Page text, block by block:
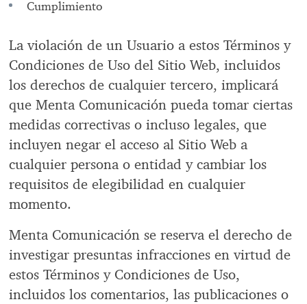
Cumplimiento
La violación de un Usuario a estos Términos y
Condiciones de Uso del Sitio Web, incluidos
los derechos de cualquier tercero, implicará
que Menta Comunicación pueda tomar ciertas
medidas correctivas o incluso legales, que
incluyen negar el acceso al Sitio Web a
cualquier persona o entidad y cambiar los
requisitos de elegibilidad en cualquier
momento.
Menta Comunicación se reserva el derecho de
investigar presuntas infracciones en virtud de
estos Términos y Condiciones de Uso,
incluidos los comentarios, las publicaciones o